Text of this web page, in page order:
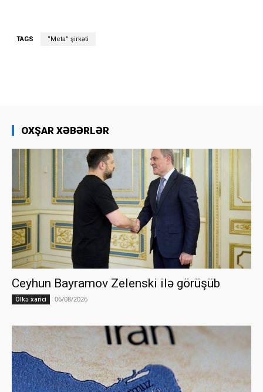
TAGS “Meta” şirkəti
OXŞAR XƏBƏRLƏR
Ceyhun Bayramov Zelenski ilə görüşüb
Ölkə xarici 06/08/2026